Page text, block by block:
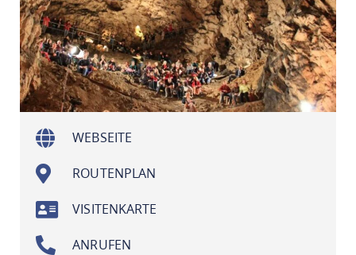
WEBSEITE
ROUTENPLAN
VISITENKARTE
ANRUFEN